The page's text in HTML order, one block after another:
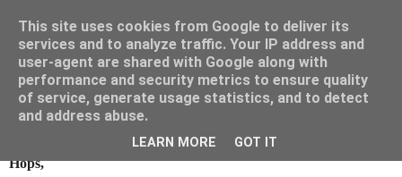
Mamouna's Enya
dinsdag 12 maart 2013
Vorige week............
Hops,
This site uses cookies from Google to deliver its
services and to analyze traffic. Your IP address and
user-agent are shared with Google along with
performance and security metrics to ensure quality
of service, generate usage statistics, and to detect
and address abuse.
LEARN MORE GOT IT